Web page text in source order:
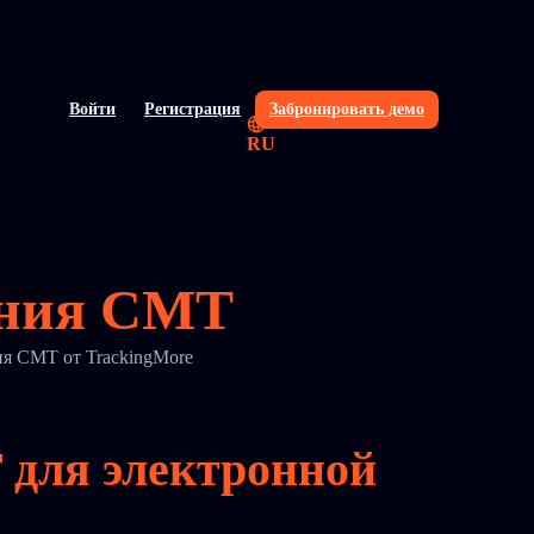
Войти Регистрация Забронировать демо
RU
CMT
CMT от TrackingMore
электронной